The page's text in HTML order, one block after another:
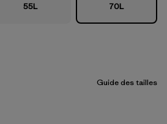
55L 70L
Guide des tailles